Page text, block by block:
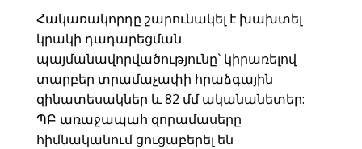
Հակառակորդը շարունակել է խախտել
կրակի դադարեցման
պայմանավորվածությունը` կիրառելով
տարբեր տրամաչափի հրաձգային
զինատեսակներ և 82 մմ ականանետեր:
ՊԲ առաջապահ զորամասերը
հիմնականում ցուցաբերել են